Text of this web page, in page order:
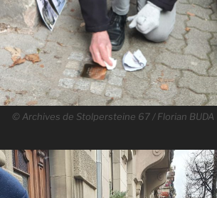
© Archives de Stolpersteine 67 / Florian BUDA